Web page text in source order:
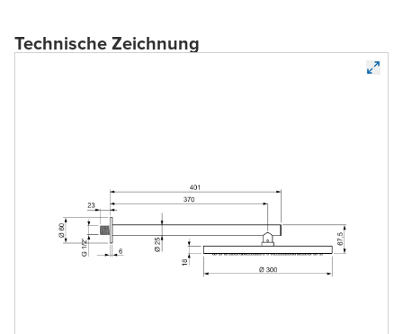
Technische Zeichnung